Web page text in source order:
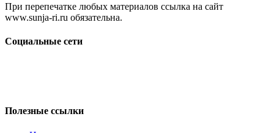
При перепечатке любых материалов ссылка на сайт
www.sunja-ri.ru обязательна.
Социальные сети
Полезные ссылки